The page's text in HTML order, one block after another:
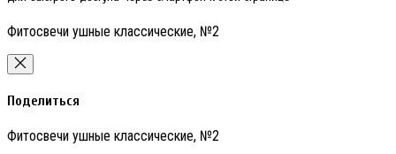
Фитосвечи ушные классические, №2
Поделиться
Фитосвечи ушные классические, №2